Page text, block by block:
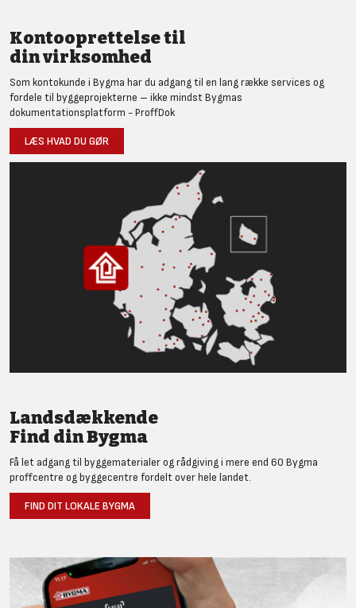
Kontooprettelse til
din virksomhed
Som kontokunde i Bygma har du adgang til en lang række services og
fordele til byggeprojekterne – ikke mindst Bygmas
dokumentationsplatform - ProffDok
LÆS HVAD DU GØR
Landsdækkende
Find din Bygma
Få let adgang til byggematerialer og rådgiving i mere end 60 Bygma
proffcentre og byggecentre fordelt over hele landet.
FIND DIT LOKALE BYGMA